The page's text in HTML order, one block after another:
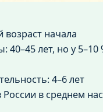
начала
40–45 лет, но у
4–6 лет
в среднем